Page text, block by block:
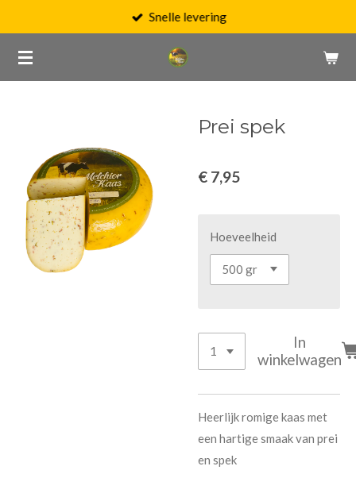
naar
de
Snelle levering
Prei spek
€ 7,95
Hoeveelheid
In
winkelwagen
Heerlijk romige kaas met
een hartige smaak van prei
en spek